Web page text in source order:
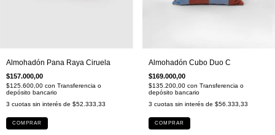
Almohadón Pana Raya Ciruela
$157.000,00
$125.600,00 con Transferencia o
depósito bancario
3 cuotas sin interés de $52.333,33
COMPRAR
Almohadón Cubo Duo C
$169.000,00
$135.200,00 con Transferencia o
depósito bancario
3 cuotas sin interés de $56.333,33
COMPRAR